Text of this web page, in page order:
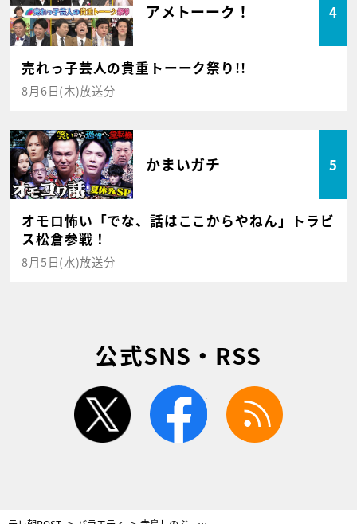
アメトーーク！ 4
売れっ子芸人の貴重トーーク祭り!!
8月6日(木)放送分
かまいガチ 5
オモロ怖い「でな、話はここからやねん」トラビ
ス松倉参戦！
8月5日(水)放送分
公式SNS・RSS
twitter facebook